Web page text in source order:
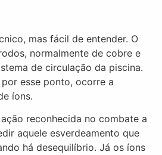
mas fácil de entender. O
normalmente de cobre e
de circulação da piscina.
esse ponto, ocorre a
íons.
reconhecida no combate a
aquele esverdeamento que
há desequilíbrio. Já os íons